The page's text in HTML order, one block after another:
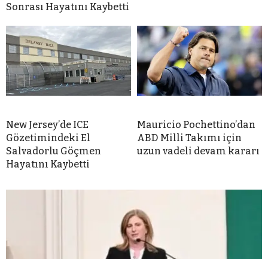
Sonrası Hayatını Kaybetti
New Jersey’de ICE
Gözetimindeki El
Salvadorlu Göçmen
Hayatını Kaybetti
Mauricio Pochettino’dan
ABD Milli Takımı için
uzun vadeli devam kararı